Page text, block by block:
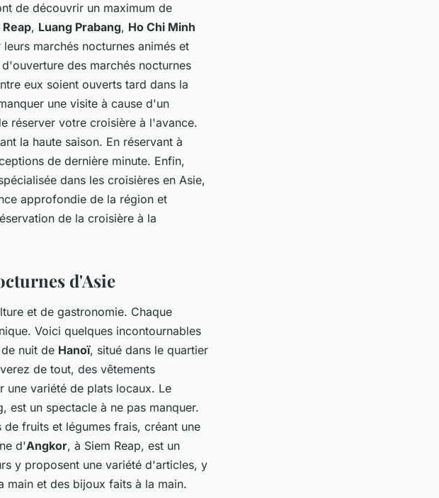
de découvrir un maximum de
, Luang Prabang, Ho Chi Minh
marchés nocturnes animés et
des marchés nocturnes
eux soient ouverts tard dans la
une visite à cause d'un
réserver votre croisière à l'avance.
la haute saison. En réservant à
de dernière minute. Enfin,
dans les croisières en Asie,
approfondie de la région et
de la croisière à la
d'Asie
et de gastronomie. Chaque
Voici quelques incontournables
nuit de Hanoï, situé dans le quartier
de tout, des vêtements
une variété de plats locaux. Le
est un spectacle à ne pas manquer.
fruits et légumes frais, créant une
d'Angkor, à Siem Reap, est un
y proposent une variété d'articles, y
main et des bijoux faits à la main.